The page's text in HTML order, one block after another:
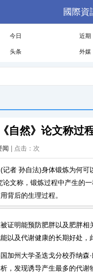
國際資
今日 近期
头条 外媒
自然》论文称过
闻 | 点击： 次
者 孙自法)身体锻炼为何
论文称，锻炼过程中产生的
背后的生理过程。
明能预防肥胖以及肥胖相
以及代谢健康的长期好处，
州大学圣迭戈分校乔纳森
，发现诱导产生最多的代